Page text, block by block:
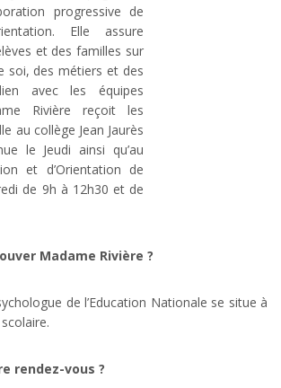
progressive de
Elle assure
et des familles sur
soi, des métiers et des
avec les équipes
Rivière reçoit les
au collège Jean Jaurès
le Jeudi ainsi qu’au
et d’Orientation de
de 9h à 12h30 et de
Madame Rivière ?
de l’Education Nationale se situe à
rendez-vous ?